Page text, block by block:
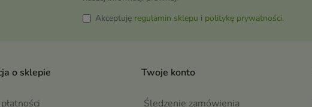
Akceptuję regulamin sklepu i politykę prywatności.
o sklepie Twoje konto
Śledzenie zamówienia